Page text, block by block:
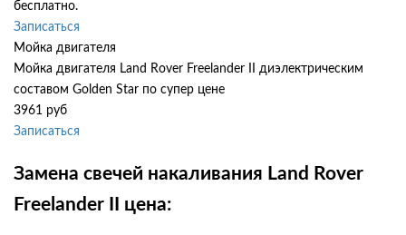
бесплатно.
Записаться
Мойка двигателя
Мойка двигателя Land Rover Freelander II диэлектрическим
составом Golden Star по супер цене
3961 руб
Записаться
Замена свечей накаливания Land Rover
Freelander II цена: